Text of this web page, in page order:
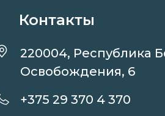
Контакты
220004, Республика
Освобождения, 6
+375 29 370 4 370